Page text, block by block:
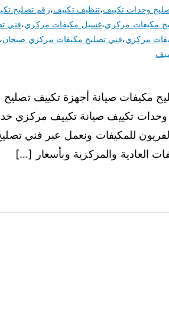
وحدات تكييف،تنظيف تكييف،رقم تصليح
مكيفات مركزي،غسيل مكيفات مركزي،فني
مركزي،فني تصليح مكيفات مركزي صبحان،
نقدم خدمة 24 ساعة تصليح مكيفات صيانة أجهزة
وحدات تكييف صيانة تكييف مركزي
للمكيفات ونعمل عبر فني
العادية والمركزية وبأسعار […]